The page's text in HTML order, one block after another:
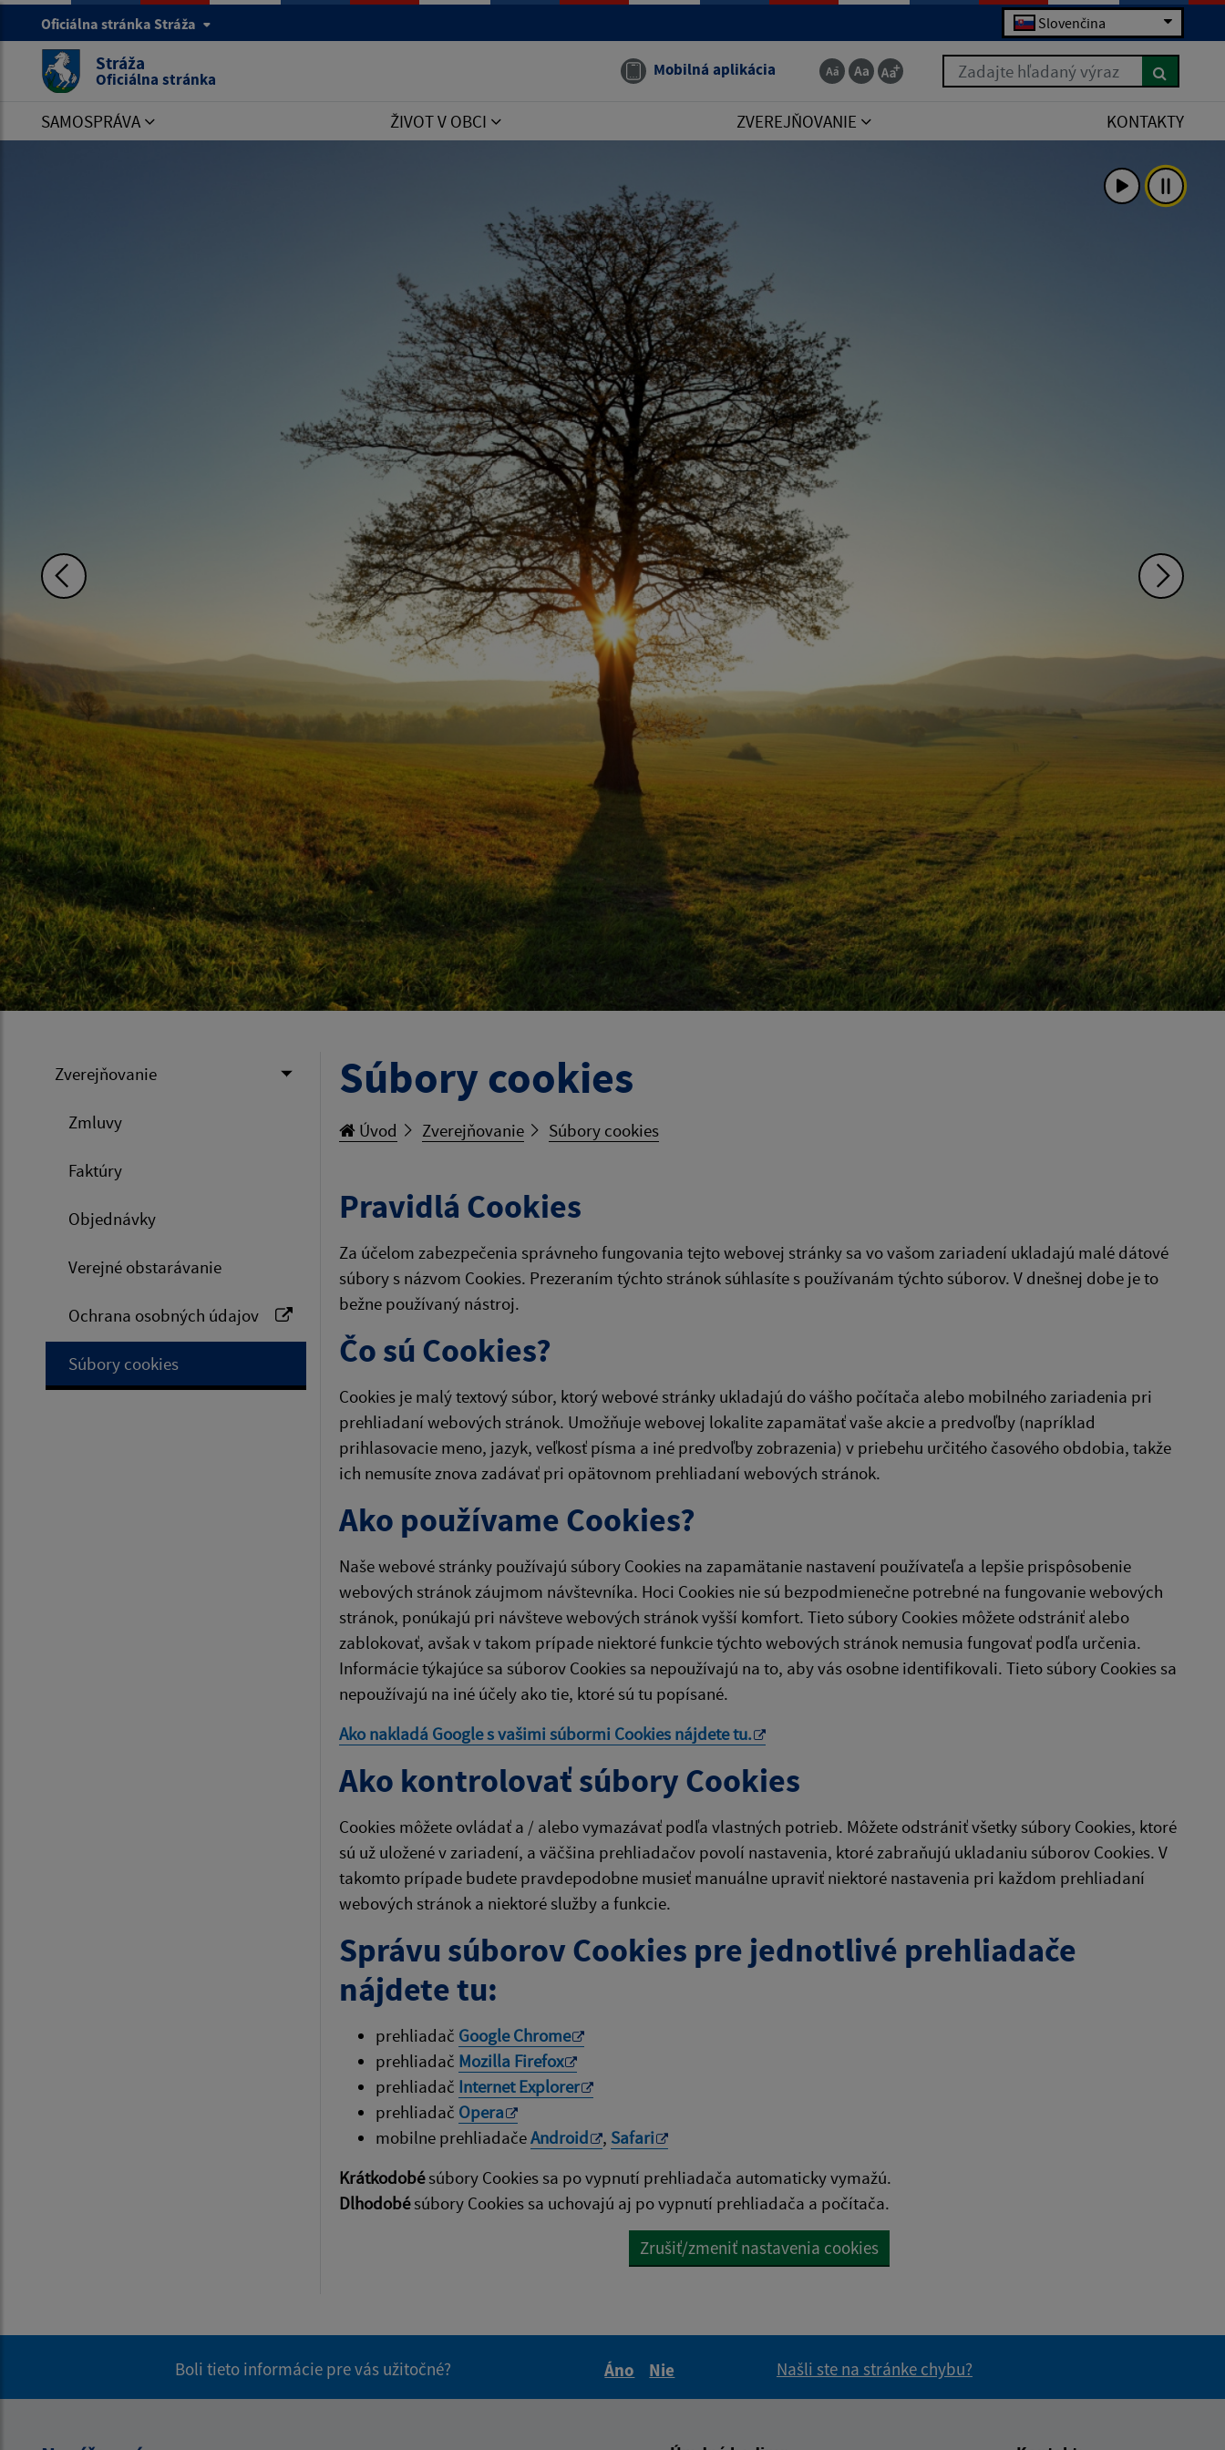
Oficiálna stránka Stráža Slovenčina
Stráža
Oficiálna stránka Mobilná aplikácia Zadajte hľadaný výraz
SAMOSPRÁVA ŽIVOT V OBCI ZVEREJŇOVANIE KONTAKTY
Zverejňovanie
Zmluvy
Faktúry
Objednávky
Verejné obstarávanie
Ochrana osobných údajov
Súbory cookies
Súbory cookies
Úvod Zverejňovanie Súbory cookies
Pravidlá Cookies
Za účelom zabezpečenia správneho fungovania tejto webovej stránky sa vo vašom zariadení ukladajú malé dátové
súbory s názvom Cookies. Prezeraním týchto stránok súhlasíte s používanám týchto súborov. V dnešnej dobe je to
bežne používaný nástroj.
Čo sú Cookies?
Cookies je malý textový súbor, ktorý webové stránky ukladajú do vášho počítača alebo mobilného zariadenia pri
prehliadaní webových stránok. Umožňuje webovej lokalite zapamätať vaše akcie a predvoľby (napríklad
prihlasovacie meno, jazyk, veľkosť písma a iné predvoľby zobrazenia) v priebehu určitého časového obdobia, takže
ich nemusíte znova zadávať pri opätovnom prehliadaní webových stránok.
Ako používame Cookies?
Naše webové stránky používajú súbory Cookies na zapamätanie nastavení používateľa a lepšie prispôsobenie
webových stránok záujmom návštevníka. Hoci Cookies nie sú bezpodmienečne potrebné na fungovanie webových
stránok, ponúkajú pri návšteve webových stránok vyšší komfort. Tieto súbory Cookies môžete odstrániť alebo
zablokovať, avšak v takom prípade niektoré funkcie týchto webových stránok nemusia fungovať podľa určenia.
Informácie týkajúce sa súborov Cookies sa nepoužívajú na to, aby vás osobne identifikovali. Tieto súbory Cookies sa
nepoužívajú na iné účely ako tie, ktoré sú tu popísané.
Ako nakladá Google s vašimi súbormi Cookies nájdetetu.
Ako kontrolovať súbory Cookies
Cookies môžete ovládať a / alebo vymazávať podľa vlastných potrieb. Môžete odstrániť všetky súbory Cookies, ktoré
sú už uložené v zariadení, a väčšina prehliadačov povolí nastavenia, ktoré zabraňujú ukladaniu súborov Cookies. V
takomto prípade budete pravdepodobne musieť manuálne upraviť niektoré nastavenia pri každom prehliadaní
webových stránok a niektoré služby a funkcie.
Správu súborov Cookies pre jednotlivé prehliadače
nájdete tu:
prehliadač Google Chrome
prehliadač Mozilla Firefox
prehliadač Internet Explorer
prehliadač Opera
mobilne prehliadačeAndroid , Safari
Krátkodobésúbory Cookies sa po vypnutí prehliadača automaticky vymažú.
Dlhodobésúbory Cookies sa uchovajú aj po vypnutí prehliadača a počítača.
Zrušiť/zmeniť nastavenia cookies
Boli tieto informácie pre vás užitočné?
Áno
Nie
Našli ste na stránke chybu?